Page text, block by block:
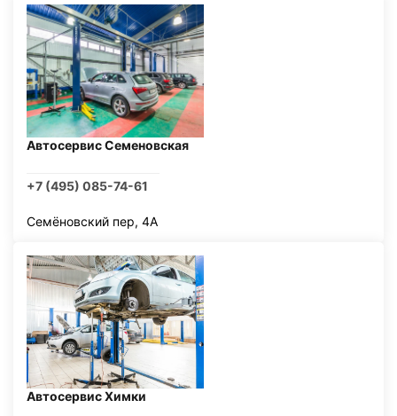
Автосервис Семеновская
+7 (495) 085-74-61
Семёновский пер, 4А
Автосервис Химки